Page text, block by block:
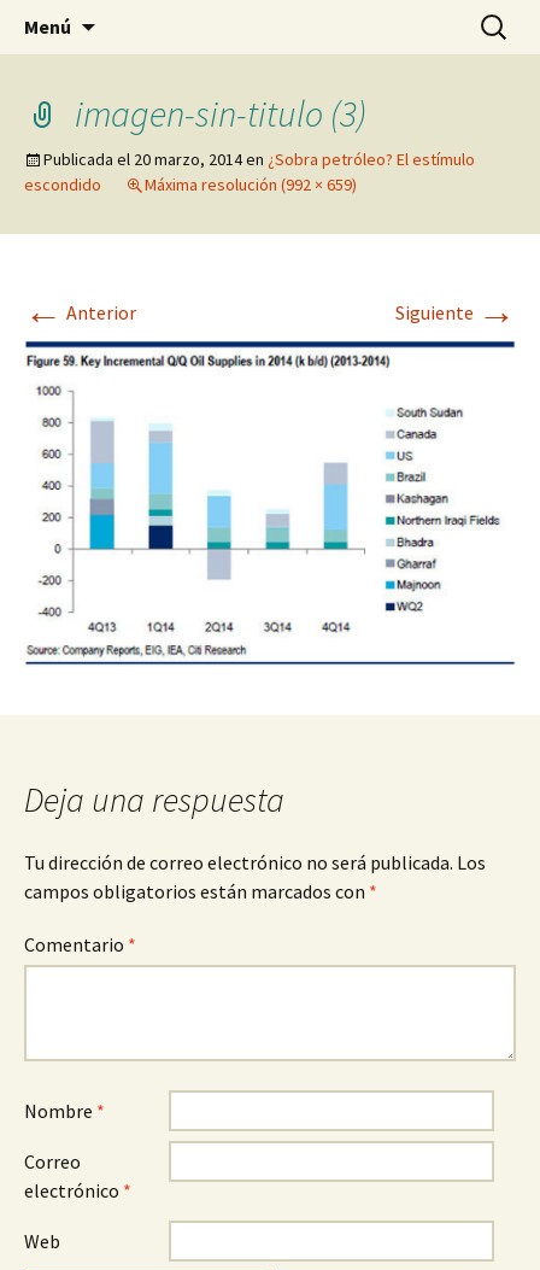
dlacalle.com
Blog de Daniel Lacalle
Menú Buscar:
imagen-sin-titulo (3)
Publicada el 20 marzo, 2014en ¿Sobra petróleo? El estímulo
escondido
Máxima resolución (992 × 659)
← Anterior Siguiente →
Deja una respuesta
Tu dirección de correo electrónico no será publicada. Los
campos obligatorios están marcados con *
Comentario *
Nombre *
Correo
electrónico *
Web